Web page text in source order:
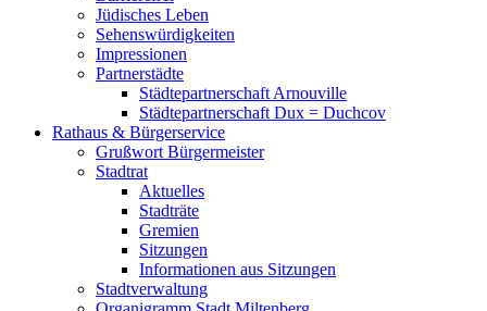
Jüdisches Leben
Sehenswürdigkeiten
Impressionen
Partnerstädte
Städtepartnerschaft Arnouville
Städtepartnerschaft Dux = Duchcov
Rathaus & Bürgerservice
Grußwort Bürgermeister
Stadtrat
Aktuelles
Stadträte
Gremien
Sitzungen
Informationen aus Sitzungen
Stadtverwaltung